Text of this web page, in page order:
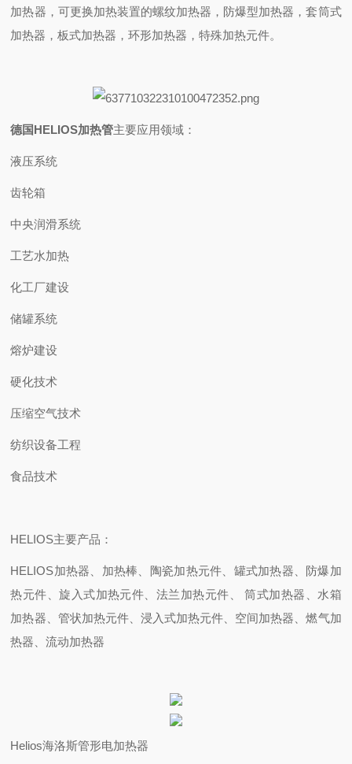
加热器，可更换加热装置的螺纹加热器，防爆型加热器，套筒式
加热器，板式加热器，环形加热器，特殊加热元件。
德国HELIOS加热管主要应用领域：
液压系统
齿轮箱
中央润滑系统
工艺水加热
化工厂建设
储罐系统
熔炉建设
硬化技术
压缩空气技术
纺织设备工程
食品技术
HELIOS主要产品：
HELIOS加热器 、加热棒、陶瓷加热元件、罐式加热器、防爆加
热元件、旋入式加热元件 、法兰加热元件、
筒式加热器、水箱
加热器、管状加热元件、浸入式加热元件、空间加热器、燃气加
热器、流动加热器
Helios海洛斯管形电加热器